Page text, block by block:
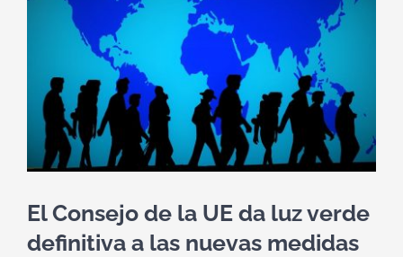
El Consejo de la UE da luz verde
definitiva a las nuevas medidas